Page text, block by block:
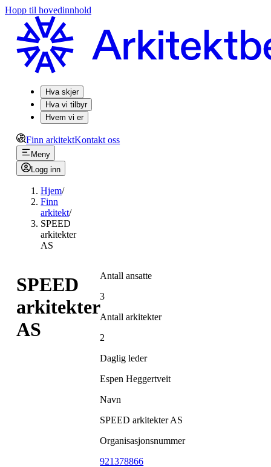
Hopp til hovedinnhold
Hva skjer
Hva vi tilbyr
Hvem vi er
Finn arkitektKontakt oss
Meny
Logg inn
Hjem/
Finn
arkitekt/
SPEED
arkitekter
AS
SPEED
arkitekter
AS
Antall ansatte
3
Antall arkitekter
2
Daglig leder
Espen Heggertveit
Navn
SPEED arkitekter AS
Organisasjonsnummer
921378866